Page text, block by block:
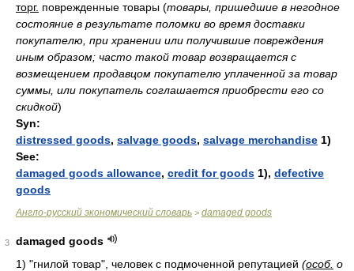
торг. поврежденные товары (товары, пришедшие в негодное
состояние в результате поломки во время доставки
покупателю, при хранении или получившие повреждения
иным образом; часто такой товар возвращается с
возмещением продавцом покупателю уплаченной за товар
суммы, или покупатель соглашается приобрести его со
скидкой)
Syn:
distressed goods, salvage goods, salvage merchandise 1)
See:
damaged goods allowance, credit for goods 1), defective
goods
Англо-русский экономический словарь > damaged goods
3
damaged goods
1) "гнилой товар", человек с подмоченной репутацией (особ. о